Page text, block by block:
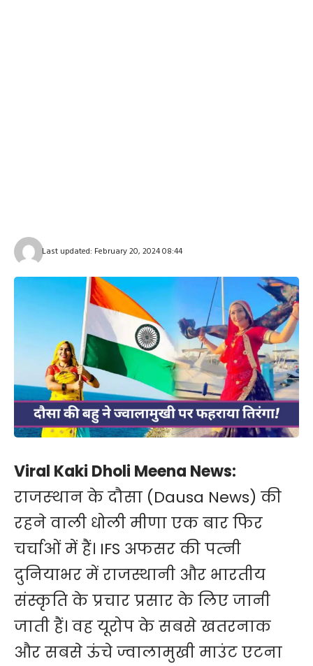
Last updated: February 20, 2024 08:44
Viral Kaki Dholi Meena News:
राजस्‍थान के दौसा (Dausa News) की
रहने वाली धोली मीणा एक बार फिर
चर्चाओं में हैं। IFS अफसर की पत्‍नी
दुनियाभर में राजस्थानी और भारतीय
संस्कृति के प्रचार प्रसार के लिए जानी
जाती हैं। वह यूरोप के सबसे खतरनाक
और सबसे ऊंचे ज्वालामुखी माउंट एटना